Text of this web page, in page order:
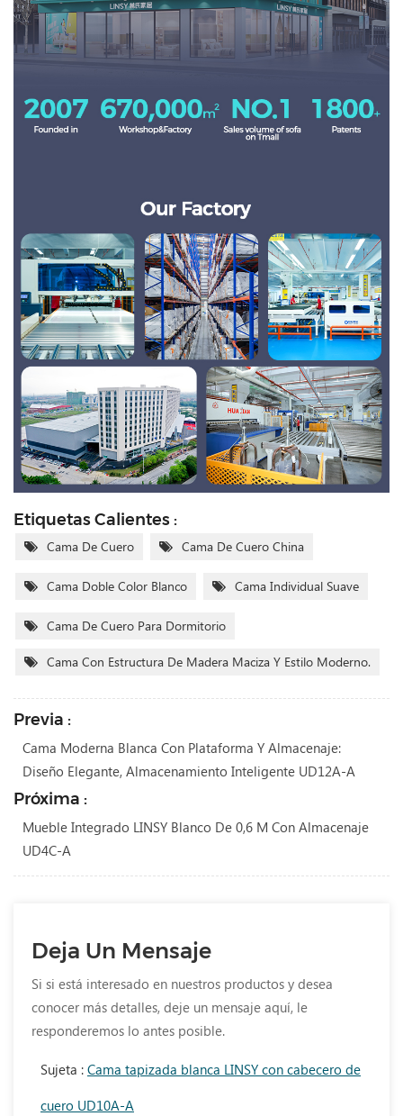
Etiquetas Calientes :
Cama De Cuero Cama De Cuero China
Cama Doble Color Blanco Cama Individual Suave
Cama De Cuero Para Dormitorio
Cama Con Estructura De Madera Maciza Y Estilo Moderno.
Previa :
Cama Moderna Blanca Con Plataforma Y Almacenaje:
Diseño Elegante, Almacenamiento Inteligente UD12A-A
Próxima :
Mueble Integrado LINSY Blanco De 0,6 M Con Almacenaje
UD4C-A
Deja Un Mensaje
Si si está interesado en nuestros productos y desea
conocer más detalles, deje un mensaje aquí, le
responderemos lo antes posible.
Sujeta : Cama tapizada blanca LINSY con cabecero de
cuero UD10A-A